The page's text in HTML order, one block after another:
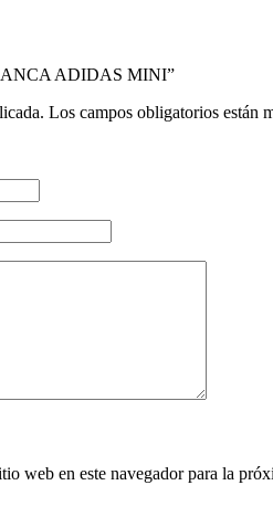
ADIDAS MINI”
Los campos obligatorios están
web en este navegador para la